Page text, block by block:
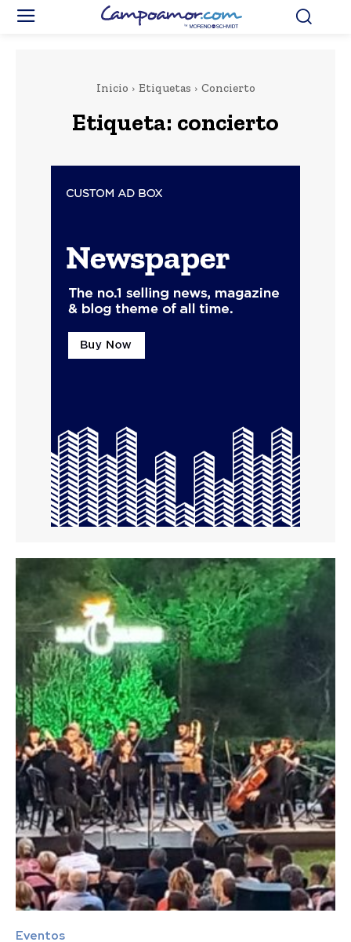
Inicio Etiquetas Concierto
Etiqueta: concierto
Eventos